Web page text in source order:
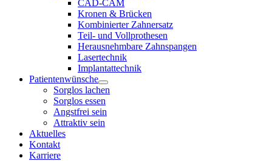
CAD-CAM
Kronen & Brücken
Kombinierter Zahnersatz
Teil- und Vollprothesen
Herausnehmbare Zahnspangen
Lasertechnik
Implantattechnik
Patientenwünsche
Sorglos lachen
Sorglos essen
Angstfrei sein
Attraktiv sein
Aktuelles
Kontakt
Karriere